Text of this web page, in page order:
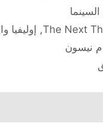
The Next
, إوليفيا
نيسون